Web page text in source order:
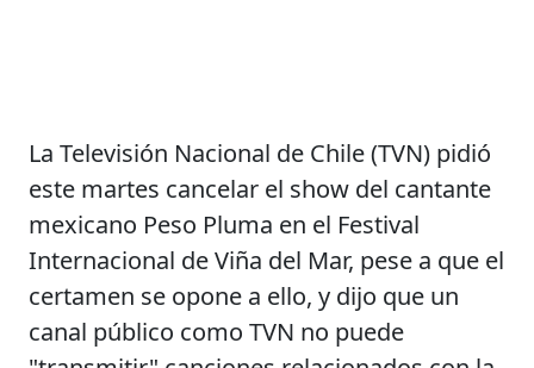
La Televisión Nacional de Chile (TVN) pidió
este martes cancelar el show del cantante
mexicano Peso Pluma en el Festival
Internacional de Viña del Mar, pese a que el
certamen se opone a ello, y dijo que un
canal público como TVN no puede